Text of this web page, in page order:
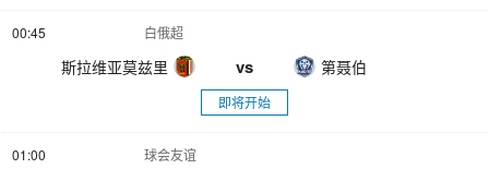
00:45 白俄超
斯拉维亚莫兹里 vs 第聂伯
即将开始
01:00 球会友谊